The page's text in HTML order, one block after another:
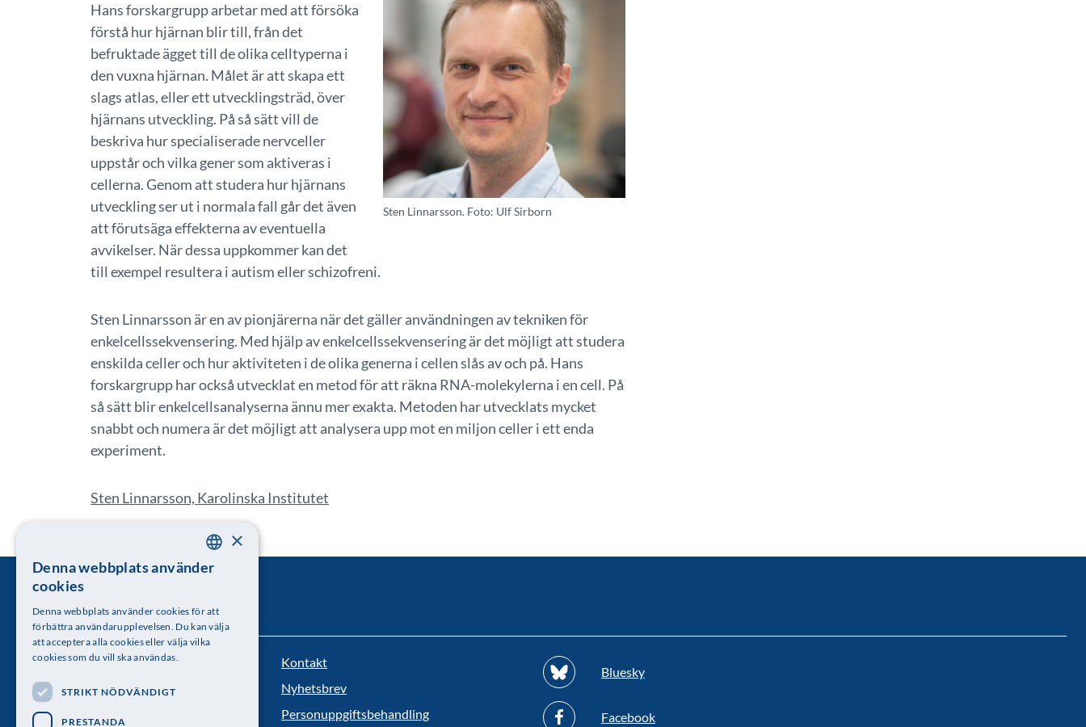
Sten Linnarsson. Foto: Ulf Sirborn
Hans forskargrupp arbetar med att försöka
förstå hur hjärnan blir till, från det
befruktade ägget till de olika celltyperna i
den vuxna hjärnan. Målet är att skapa ett
slags atlas, eller ett utvecklingsträd, över
hjärnans utveckling. På så sätt vill de
beskriva hur specialiserade nervceller
uppstår och vilka gener som aktiveras i
cellerna. Genom att studera hur hjärnans
utveckling ser ut i normala fall går det även
att förutsäga effekterna av eventuella
avvikelser. När dessa uppkommer kan det
till exempel resultera i autism eller schizofreni.
Sten Linnarsson är en av pionjärerna när det gäller användningen av tekniken för
enkelcellssekvensering. Med hjälp av enkelcellssekvensering är det möjligt att studera
enskilda celler och hur aktiviteten i de olika generna i cellen slås av och på. Hans
forskargrupp har också utvecklat en metod för att räkna RNA-molekylerna i en cell. På
så sätt blir enkelcellsanalyserna ännu mer exakta. Metoden har utvecklats mycket
snabbt och numera är det möjligt att analysera upp mot en miljon celler i ett enda
experiment.
Sten Linnarsson, Karolinska Institutet
Kungl. Vetenskapsakademien
Besöksadress: Lilla Frescativägen 4A
Kontakt
Nyhetsbrev
Personuppgiftsbehandling
Bluesky
Facebook
SWEDISH
×
Denna webbplats använder
cookies
Denna webbplats använder cookies för att
förbättra användarupplevelsen. Du kan välja
att acceptera alla cookies eller välja vilka
cookies som du vill ska användas.
STRIKT NÖDVÄNDIGT
PRESTANDA